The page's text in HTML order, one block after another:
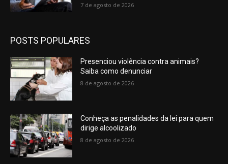
7 de agosto de 2026
POSTS POPULARES
Presenciou violência contra animais?
Saiba como denunciar
8 de agosto de 2026
Conheça as penalidades da lei para quem
dirige alcoolizado
8 de agosto de 2026